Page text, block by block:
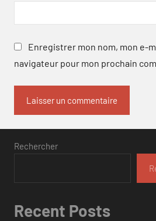
Enregistrer mon nom, mon e-
navigateur pour mon prochain
Rechercher
Recent Posts